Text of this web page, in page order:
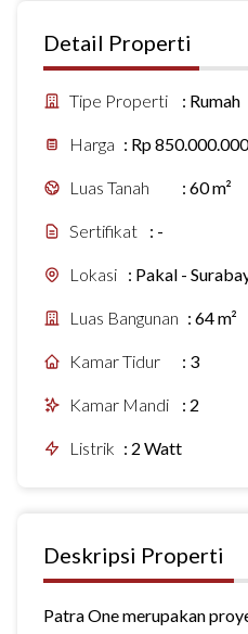
Detail Properti
Tipe Properti : Rumah
Harga : Rp 850.000.000
Luas Tanah : 60 m²
Sertifikat : -
Lokasi : Pakal -
Luas Bangunan : 64 m²
Kamar Tidur : 3
Kamar Mandi : 2
Listrik : 2 Watt
Deskripsi Properti
Patra One merupakan